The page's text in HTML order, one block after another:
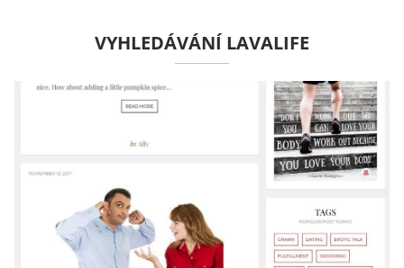
VYHLEDÁVÁNÍ LAVALIFE